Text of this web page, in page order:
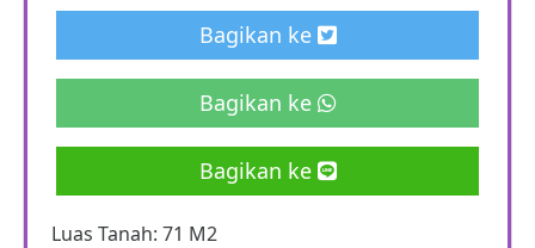
Bagikan ke
Bagikan ke
Bagikan ke
Luas Tanah: 71 M2